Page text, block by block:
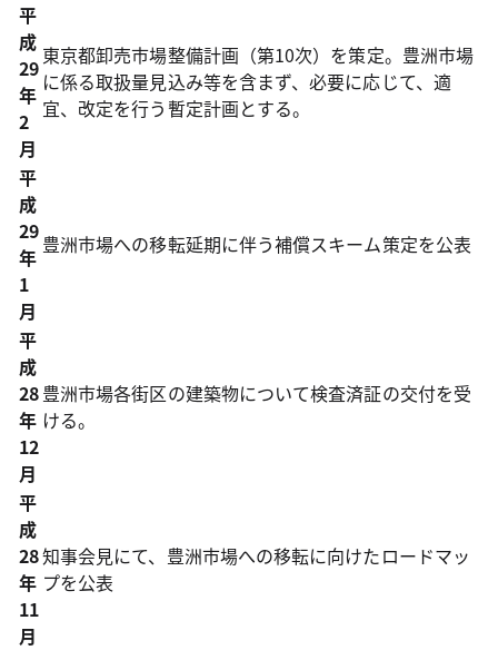
平
成
29
年
2
月
東京都卸売市場整備計画（第10次）を策定。豊洲市場
に係る取扱量見込み等を含まず、必要に応じて、適
宜、改定を行う暫定計画とする。
平
成
29
年
1
月
豊洲市場への移転延期に伴う補償スキーム策定を公表
平
成
28
年
12
月
豊洲市場各街区の建築物について検査済証の交付を受
ける。
平
成
28
年
11
月
知事会見にて、豊洲市場への移転に向けたロードマッ
プを公表